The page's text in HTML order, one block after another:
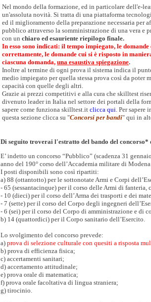
Nel mondo della formazione, ed in particolare dell'e-
un'assoluta novità. Si tratta di una piattaforma
ed il miglioramento della preparazione necessaria per
pubblico attraverso la somministrazione di una vera e
con un chiaro ed esauriente riepilogo finale.
In esso sono indicati: il tempo impiegato, le domande
correttamente, le domande cui si è risposto in
ciascuna domanda, una esaustiva spiegazione.
Inoltre al termine di ogni prova il sistema indica il
medio impiegato per quella stessa prova così da poter
capacità con quelle degli altri.
Grazie ai prezzi competitivi e alla cura che skilltest
divenuto leader in Italia nel settore dei portali della
sapere come funziona skilltest.it clicca qui. Per sapere
questa sezione clicca su "Concorsi per bandi" qui in
Di seguito troverai l'estratto del bando del
E’ indetto un concorso “Pubblico” (scadenza 31
anno del 190° corso dell’Accademia militare di
I posti disponibili sono così ripartiti:
a) 88 (ottantotto) per le sottonotate Armi e Corpi
- 65 (sessantacinque) per il corso delle Armi di
- 10 (dieci) per il corso dell’Arma dei trasporti e dei
- 7 (sette) per il corso del Corpo degli ingegneri
- 6 (sei) per il corso del Corpo di amministrazione e di
b) 14 (quattordici) per il Corpo sanitario dell’Esercito.
Lo svolgimento del concorso prevede:
a) prova di selezione culturale con quesiti a risposta
b) prova di efficienza fisica;
c) accertamenti sanitari;
d) accertamento attitudinale;
e) prova orale di matematica;
f) prova orale facoltativa di lingua straniera;
g) tirocinio.